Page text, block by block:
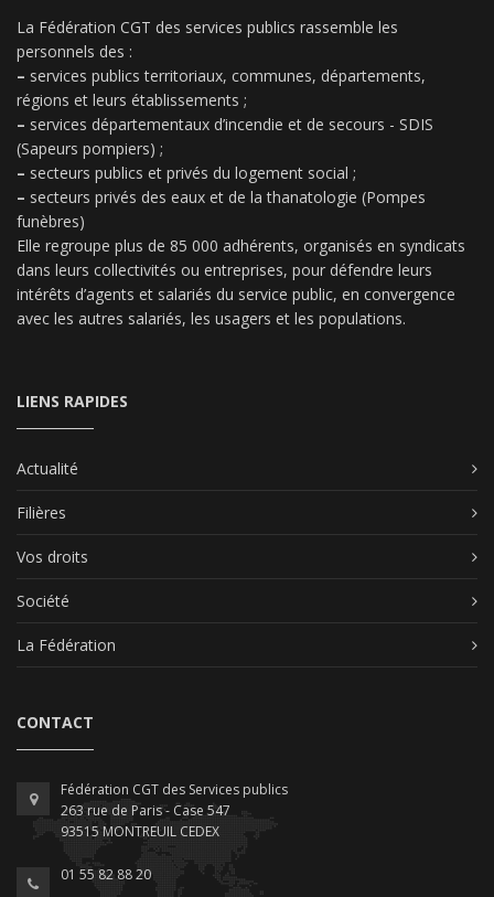
La Fédération CGT des services publics rassemble les
personnels des :
– services publics territoriaux, communes, départements,
régions et leurs établissements ;
– services départementaux d’incendie et de secours - SDIS
(Sapeurs pompiers) ;
– secteurs publics et privés du logement social ;
– secteurs privés des eaux et de la thanatologie (Pompes
funèbres)
Elle regroupe plus de 85 000 adhérents, organisés en syndicats
dans leurs collectivités ou entreprises, pour défendre leurs
intérêts d’agents et salariés du service public, en convergence
avec les autres salariés, les usagers et les populations.
LIENS RAPIDES
Actualité
Filières
Vos droits
Société
La Fédération
CONTACT
Fédération CGT des Services publics
263 rue de Paris - Case 547
93515 MONTREUIL CEDEX
01 55 82 88 20